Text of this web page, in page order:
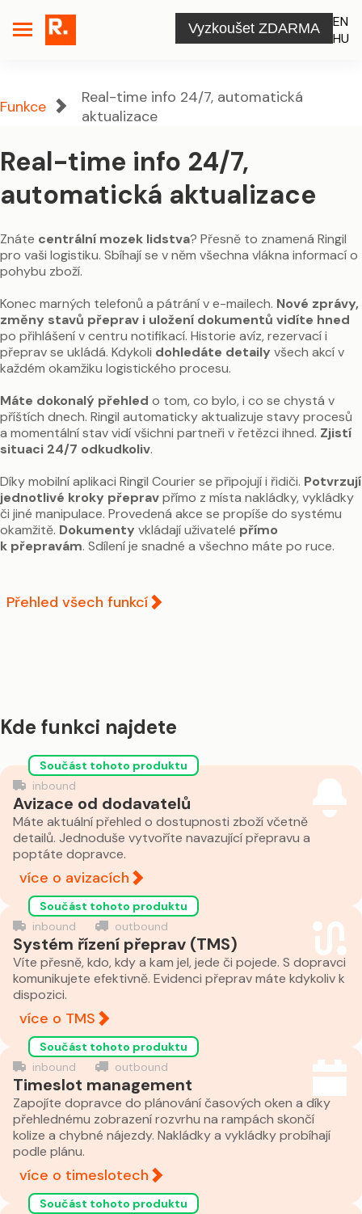
Vyzkoušet ZDARMA
EN
HU
Funkce
Real-time info 24/7, automatická
aktualizace
Real-time info 24/7,
automatická aktualizace
Znáte centrální mozek lidstva? Přesně to znamená Ringil
pro vaši logistiku. Sbíhají se v něm všechna vlákna informací o
pohybu zboží.
Konec marných telefonů a pátrání v e-mailech. Nové zprávy,
změny stavů přeprav i uložení dokumentů vidíte hned
po přihlášení v centru notifikací. Historie avíz, rezervací i
přeprav se ukládá. Kdykoli dohledáte detaily všech akcí v
každém okamžiku logistického procesu.
Máte dokonalý přehled o tom, co bylo, i co se chystá v
příštích dnech. Ringil automaticky aktualizuje stavy procesů
a momentální stav vidí všichni partneři v řetězci ihned. Zjistí
situaci 24/7 odkudkoliv.
Díky mobilní aplikaci Ringil Courier se připojují i řidiči. Potvrzují
jednotlivé kroky přepravpřímo z místa nakládky, vykládky
či jiné manipulace. Provedená akce se propíše do systému
okamžitě. Dokumenty vkládají uživatelé přímo
k přepravám
Přehled všech funkcí
Kde funkci najdete
Součást tohoto produktu
inbound
Avizace od dodavatelů
Máte aktuální přehled o dostupnosti zboží včetně
detailů. Jednoduše vytvoříte navazující přepravu a
poptáte dopravce.
více o avizacích
Součást tohoto produktu
inbound
outbound
Systém řízení přeprav (TMS)
Víte přesně, kdo, kdy a kam jel, jede či pojede. S dopravci
komunikujete efektivně. Evidenci přeprav máte kdykoliv k
dispozici.
více o TMS
Součást tohoto produktu
inbound
outbound
Timeslot management
Zapojíte dopravce do plánování časových oken a díky
přehlednému zobrazení rozvrhu na rampách skončí
kolize a chybné nájezdy. Nakládky a vykládky probíhají
podle plánu.
více o timeslotech
Součást tohoto produktu